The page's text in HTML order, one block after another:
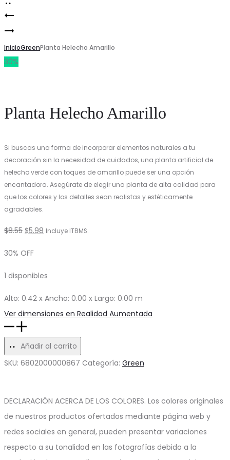
Product
navigation
Verde
PLANTAS
HOUTTUYNIA
InicioGreenPlanta Helecho Amarillo
30%
Planta Helecho Amarillo
Si buscas una forma de incorporar elementos naturales a tu
decoración sin la necesidad de cuidados, una planta artificial de
helecho verde con toques de amarillo puede ser una opción
encantadora. Asegúrate de elegir una planta de alta calidad para
que los colores y los detalles sean realistas y estéticamente
agradables.
$8.55 El
era:
$5.98 El
es:
Incluye ITBMS.
30% OFF
1 disponibles
Alto: 0.42 x Ancho: 0.00 x Largo: 0.00 m
Ver dimensiones en Realidad Aumentada
Planta
Helecho
Amarillo
Añadir al carrito
SKU: 6802000000867 Categoría: Green
DECLARACIÓN ACERCA DE LOS COLORES. Los colores originales
de nuestros productos ofertados mediante página web y
redes sociales en general, pueden presentar variaciones
respecto a su tonalidad en las fotografías debido a la